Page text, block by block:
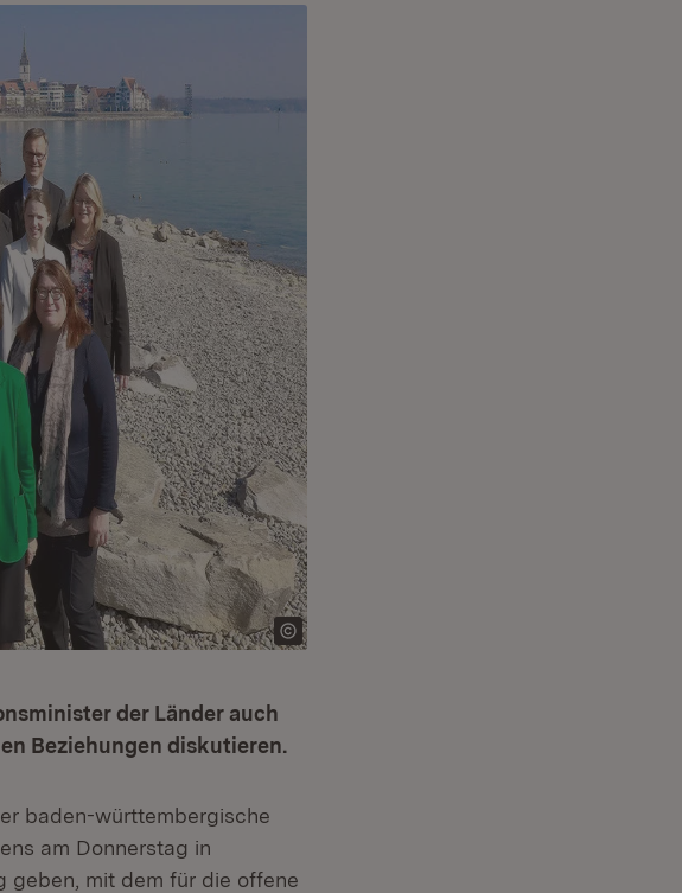
der Länder auch
Beziehungen diskutieren.
baden-württembergische
am Donnerstag in
geben, mit dem für die offene